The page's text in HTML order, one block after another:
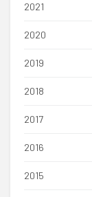
2021
2020
2019
2018
2017
2016
2015